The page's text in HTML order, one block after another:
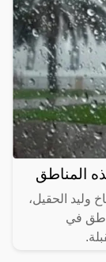
وليد الحقيل،
في